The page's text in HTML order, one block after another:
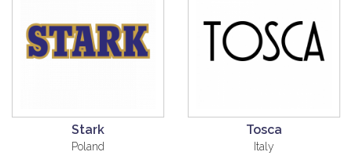
Stark
Poland
Tosca
Italy